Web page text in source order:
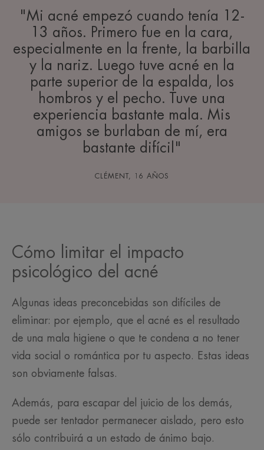
"Mi acné empezó cuando tenía 12-
13 años. Primero fue en la cara,
especialmente en la frente, la barbilla
y la nariz. Luego tuve acné en la
parte superior de la espalda, los
hombros y el pecho. Tuve una
experiencia bastante mala. Mis
amigos se burlaban de mí, era
bastante difícil"
CLÉMENT, 16 AÑOS
Cómo limitar el impacto
psicológico del acné
Algunas ideas preconcebidas son difíciles de
eliminar: por ejemplo, que el acné es el resultado
de una mala higiene o que te condena a no tener
vida social o romántica por tu aspecto. Estas ideas
son obviamente falsas.
Además, para escapar del juicio de los demás,
puede ser tentador permanecer aislado, pero esto
sólo contribuirá a un estado de ánimo bajo.